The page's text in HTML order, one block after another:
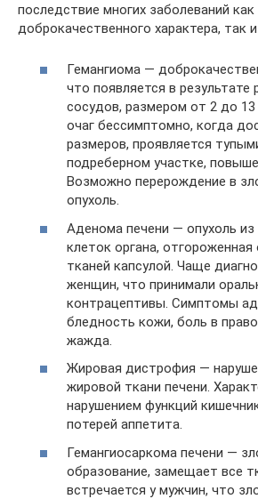
последствие многих заболеваний как
доброкачественного характера, так
Гемангиома —
что появляется в результате
сосудов, размером от 2 до 13
очаг бессимптомно, когда
размеров, проявляется
подреберном участке,
Возможно перерождение в
опухоль.
Аденома печени — опухоль из
клеток органа,
тканей капсулой. Чаще
женщин, что принимали
контрацептивы. Симптомы
бледность кожи, боль в
жажда.
Жировая дистрофия —
жировой ткани печени.
нарушением функций
потерей аппетита.
Гемангиосаркома печени —
образование, замещает все
встречается у мужчин, что